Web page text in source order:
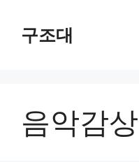
구조대
음악감상